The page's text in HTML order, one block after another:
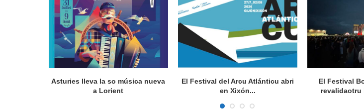
Asturies lleva la so música nueva
a Lorient
El Festival del Arcu Atlánticu abri
en Xixón...
El Festival
revalidaotru